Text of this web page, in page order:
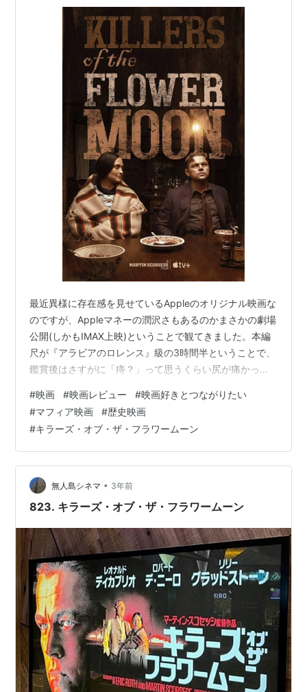
最近異様に存在感を見せているAppleのオリジナル映画な
のですが、Appleマネーの潤沢さもあるのかまさかの劇場
公開(しかもIMAX上映)ということで観てきました。本編
尺が『アラビアのロレンス』級の3時間半ということで、
鑑賞後はさすがに「痔？」って思うくらい尻が痛かった
感じたのも事実ですけど。なにせ尺が3時間半ですから
ね！ 【ネタバレなし】
#映画 #映画レビュー #映画好きとつながりたい
#マフィア映画 #歴史映画
#キラーズ・オブ・ザ・フラワームーン
無人島シネマ • 3年前
823. キラーズ・オブ・ザ・フラワームーン